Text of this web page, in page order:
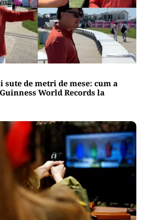
sute de metri de mese: cum a
World Records la